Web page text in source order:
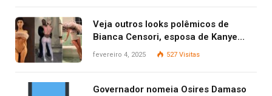
Veja outros looks polêmicos de
Bianca Censori, esposa de Kanye
West que apareceu nua no Grammy
fevereiro 4, 2025 527 Visitas
Governador nomeia Osires Damaso